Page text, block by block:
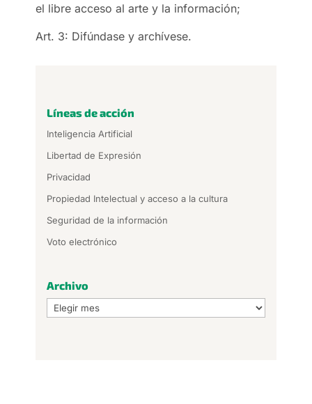
el libre acceso al arte y la información;
Art. 3: Difúndase y archívese.
Líneas de acción
Inteligencia Artificial
Libertad de Expresión
Privacidad
Propiedad Intelectual y acceso a la cultura
Seguridad de la información
Voto electrónico
Archivo
Archivo